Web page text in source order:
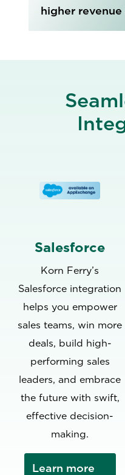
higher
Salesforce
Korn Ferry’s
Salesforce integration
helps you empower
sales teams, win more
deals, build high-
performing sales
leaders, and embrace
the future with swift,
effective decision-
making.
Learn more